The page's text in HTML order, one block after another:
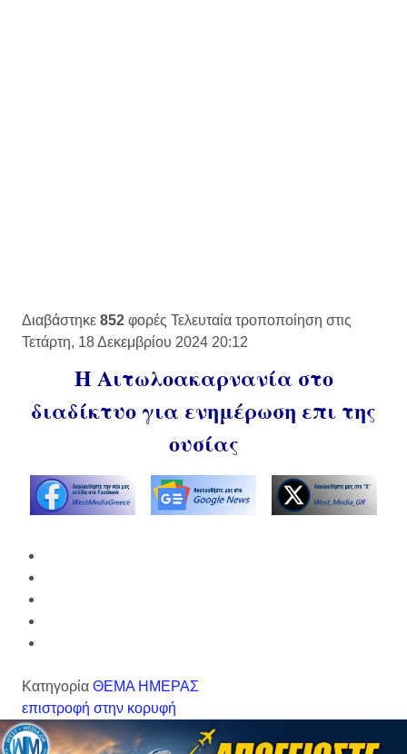
Διαβάστηκε 852 φορές Τελευταία τροποποίηση στις
Τετάρτη, 18 Δεκεμβρίου 2024 20:12
Η Αιτωλοακαρνανία στο
διαδίκτυο για ενημέρωση επι της
ουσίας
Κατηγορία ΘΕΜΑ ΗΜΕΡΑΣ
επιστροφή στην κορυφή